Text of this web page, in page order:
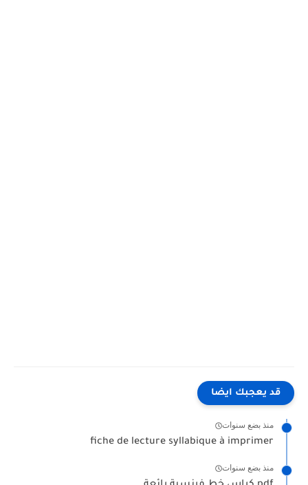
قد يعجبك ايضا
منذ بضع سنوات
fiche de lecture syllabique à imprimer
منذ بضع سنوات